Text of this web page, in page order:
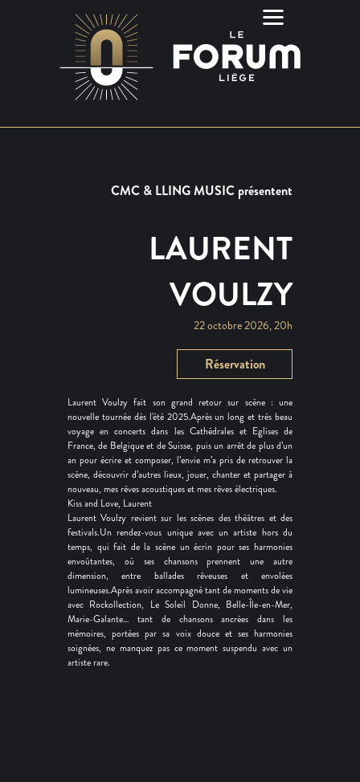
CMC & LLING MUSIC présentent
LAURENT
VOULZY
22 octobre 2026, 20h
Réservation
Laurent Voulzy fait son grand retour sur scène : une
nouvelle tournée dès l'été 2025.Après un long et très beau
voyage en concerts dans les Cathédrales et Eglises de
France, de Belgique et de Suisse, puis un arrêt de plus d’un
an pour écrire et composer, l’envie m’a pris de retrouver la
scène, découvrir d’autres lieux, jouer, chanter et partager à
nouveau, mes rêves acoustiques et mes rêves électriques.
Kiss and Love, Laurent
Laurent Voulzy revient sur les scènes des théâtres et des
festivals.Un rendez-vous unique avec un artiste hors du
temps, qui fait de la scène un écrin pour ses harmonies
envoûtantes, où ses chansons prennent une autre
dimension, entre ballades rêveuses et envolées
lumineuses.Après avoir accompagné tant de moments de vie
avec Rockollection, Le Soleil Donne, Belle-Île-en-Mer,
Marie-Galante… tant de chansons ancrées dans les
mémoires, portées par sa voix douce et ses harmonies
soignées, ne manquez pas ce moment suspendu avec un
artiste rare.